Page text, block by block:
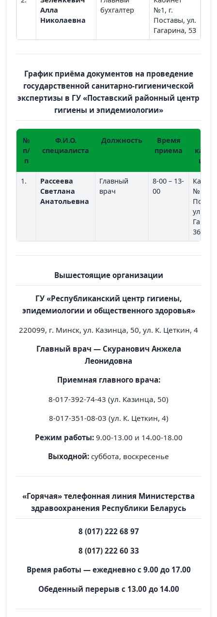
Алла
Николаевна
бухгалтер
№1, г.
Поставы, ул.
Гагарина, 53
График приёма документов на проведение
государственной санитарно-гигиенической
экспертизы в ГУ «Поставский районный центр
гигиены и эпидемиологии»
№
п/
п
Ф.И.О.
специалиста
Должность
Время
приема
и
1.
Рассеева
Светлана
Анатольевна
Главный
врач
8-00 – 13-
00
№1, г.
ул.
36
Вышестоящие организации
ГУ «Республиканский центр гигиены,
эпидемиологии и общественного здоровья»
220099, г. Минск, ул. Казинца, 50, ул. К. Цеткин, 4
Главный врач — Скуранович Анжела
Леонидовна
Приемная главного врача:
8-017-392-74-43 (ул. Казинца, 50)
8-017-351-08-03 (ул. К. Цеткин, 4)
Режим работы:9.00-13.00 и 14.00-18.00
Выходной: суббота, воскресенье
«Горячая» телефонная линия Министерства
здравоохранения Республики Беларусь
8 (017) 222 68 97
8 (017) 222 60 33
Время работы — ежедневно с 9.00 до 17.00
Обеденный перерыв с 13.00 до 14.00